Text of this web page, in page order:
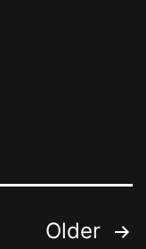
Older